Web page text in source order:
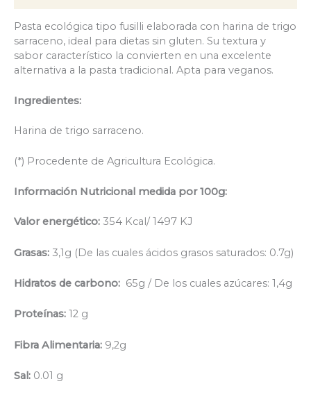
Pasta ecológica tipo fusilli elaborada con harina de trigo
sarraceno, ideal para dietas sin gluten. Su textura y
sabor característico la convierten en una excelente
alternativa a la pasta tradicional. Apta para veganos.
Ingredientes:
Harina de trigo sarraceno.
(*) Procedente de Agricultura Ecológica.
Información Nutricional medida por 100g:
Valor energético: 354 Kcal/ 1497 KJ
Grasas: 3,1g (De las cuales ácidos grasos saturados: 0.7g)
Hidratos de carbono: 65g / De los cuales azúcares: 1,4g
Proteínas: 12 g
Fibra Alimentaria: 9,2g
Sal: 0.01 g